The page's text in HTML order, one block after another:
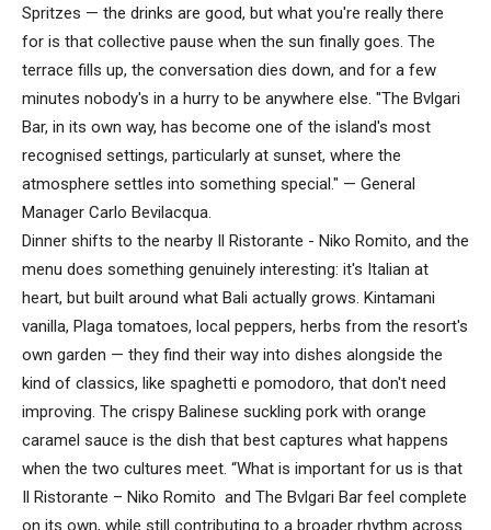
Spritzes — the drinks are good, but what you're really there
for is that collective pause when the sun finally goes. The
terrace fills up, the conversation dies down, and for a few
minutes nobody's in a hurry to be anywhere else. "The Bvlgari
Bar, in its own way, has become one of the island's most
recognised settings, particularly at sunset, where the
atmosphere settles into something special." — General
Manager Carlo Bevilacqua.
Dinner shifts to the nearby Il Ristorante - Niko Romito, and the
menu does something genuinely interesting: it's Italian at
heart, but built around what Bali actually grows. Kintamani
vanilla, Plaga tomatoes, local peppers, herbs from the resort's
own garden — they find their way into dishes alongside the
kind of classics, like spaghetti e pomodoro, that don't need
improving. The crispy Balinese suckling pork with orange
caramel sauce is the dish that best captures what happens
when the two cultures meet. “What is important for us is that
Il Ristorante – Niko Romito and The Bvlgari Bar feel complete
on its own, while still contributing to a broader rhythm across